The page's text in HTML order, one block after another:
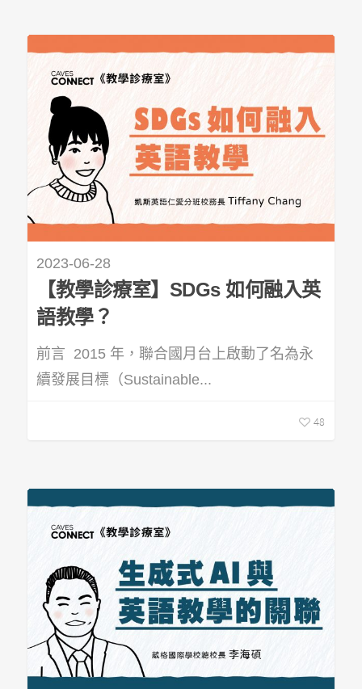
2023-06-28
【教學診療室】SDGs 如何融入英
語教學？
前言 2015 年，聯合國月台上啟動了名為永
續發展目標（Sustainable...
48